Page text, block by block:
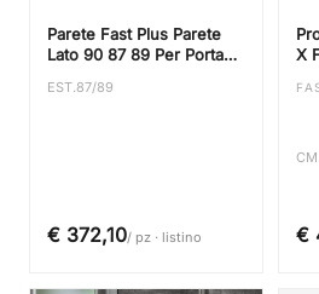
Parete Fast Plus Parete
Lato 90 87 89 Per Porta
Premontato
EST.87/89
€ 372,10/ pz · listino
X
€